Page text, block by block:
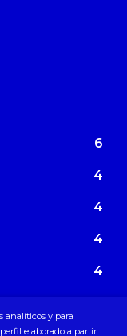
6
4
4
4
4
analíticos y para
elaborado a partir